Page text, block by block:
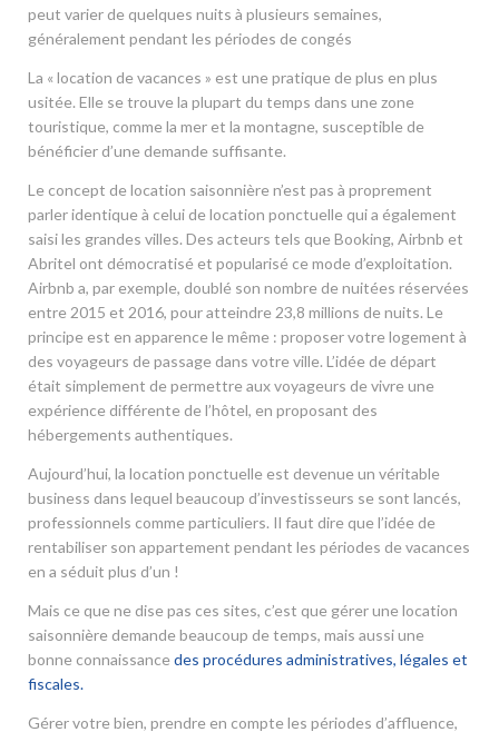
peut varier de quelques nuits à plusieurs semaines,
généralement pendant les périodes de congés
La « location de vacances » est une pratique de plus en plus
usitée. Elle se trouve la plupart du temps dans une zone
touristique, comme la mer et la montagne, susceptible de
bénéficier d’une demande suffisante.
Le concept de location saisonnière n’est pas à proprement
parler identique à celui de location ponctuelle qui a également
saisi les grandes villes. Des acteurs tels que Booking, Airbnb et
Abritel ont démocratisé et popularisé ce mode d’exploitation.
Airbnb a, par exemple, doublé son nombre de nuitées réservées
entre 2015 et 2016, pour atteindre 23,8 millions de nuits. Le
principe est en apparence le même : proposer votre logement à
des voyageurs de passage dans votre ville. L’idée de départ
était simplement de permettre aux voyageurs de vivre une
expérience différente de l’hôtel, en proposant des
hébergements authentiques.
Aujourd’hui, la location ponctuelle est devenue un véritable
business dans lequel beaucoup d’investisseurs se sont lancés,
professionnels comme particuliers. Il faut dire que l’idée de
rentabiliser son appartement pendant les périodes de vacances
en a séduit plus d’un !
Mais ce que ne dise pas ces sites, c’est que gérer une location
saisonnière demande beaucoup de temps, mais aussi une
bonne connaissance des procédures administratives, légales et
fiscales.
Gérer votre bien, prendre en compte les périodes d’affluence,